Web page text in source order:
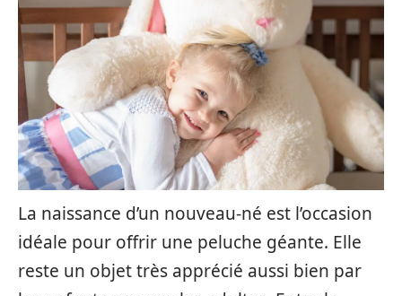
La naissance d’un nouveau-né est l’occasion
idéale pour offrir une peluche géante. Elle
reste un objet très apprécié aussi bien par